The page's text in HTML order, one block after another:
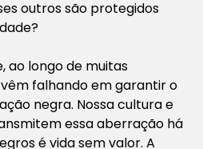
outros são protegidos
ao longo de muitas
falhando em garantir o
negra. Nossa cultura e
essa aberração há
é vida sem valor. A